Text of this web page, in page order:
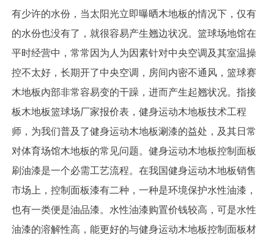
有少许的水份，当太阳光立即曝晒木地板的情况下，仅有
的水份也没有了，就很容易产生翘边状况。篮球场地馆在
平时经营中，常常因为人为因素针对中央空调及其室温操
控不太好，长期开了中央空调，房间内密不通风，篮球赛
木地板內部非常容易变的干躁，进而产生起翘状况。指接
板木地板篮球场厂家报价表，健身运动木地板技术工程
师，为我们普及了健身运动木地板涮漆的益处，及其日常
对体育场馆木地板的常见问题。健身运动木地板控制面板
刷油漆是一个必需工艺流程。在我国健身运动木地板销售
市场上，控制面板漆有二种，一种是环境保护水性油漆，
也有一类便是油品漆。水性油漆购置价钱较高，可是水性
油漆的溶解性高，能更好的与健身运动木地板控制面板材